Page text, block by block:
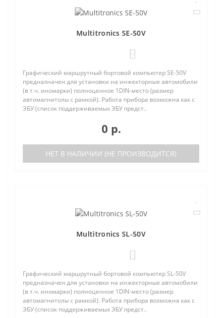
Multitronics SE-50V
Графический маршрутный бортовой компьютер SE-50V
предназначен для установки на инжекторные автомобили
(в т.ч. иномарки) полноценное 1DIN-место (размер
автомагнитолы с рамкой). Работа прибора возможна как с
ЭБУ (список поддерживаемых ЭБУ предст..
0 р.
НЕТ В НАЛИЧИИ (НЕ ПРОИЗВОДИТСЯ)
Multitronics SL-50V
Графический маршрутный бортовой компьютер SL-50V
предназначен для установки на инжекторные автомобили
(в т.ч. иномарки) полноценное 1DIN-место (размер
автомагнитолы с рамкой). Работа прибора возможна как с
ЭБУ (список поддерживаемых ЭБУ предст..